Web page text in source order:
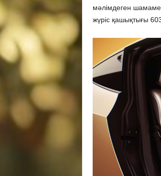
мәлімдеген
жүріс қашықтығы